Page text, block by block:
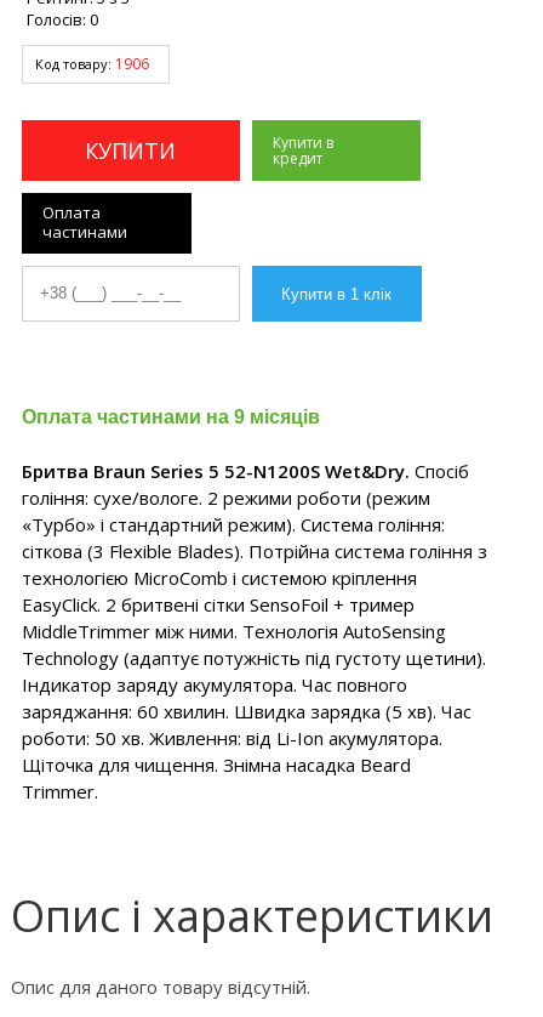
Голосів: 0
Код товару: 1906
КУПИТИ Купити в
кредит
Оплата
частинами
Оплата частинами на 9 місяців
Бритва Braun Series 5 52-N1200S Wet&Dry. Спосіб
гоління: сухе/вологе. 2 режими роботи (режим
«Турбо» і стандартний режим). Система гоління:
сіткова (3 Flexible Blades). Потрійна система гоління з
технологією MicroComb і системою кріплення
EasyClick. 2 бритвені сітки SensoFoil + тример
MiddleTrimmer між ними. Технологія AutoSensing
Technology (адаптує потужність під густоту щетини).
Індикатор заряду акумулятора. Час повного
заряджання: 60 хвилин. Швидка зарядка (5 хв). Час
роботи: 50 хв. Живлення: від Li-Ion акумулятора.
Щіточка для чищення. Знімна насадка Beard
Trimmer.
Опис і характеристики
Опис для даного товару відсутній.